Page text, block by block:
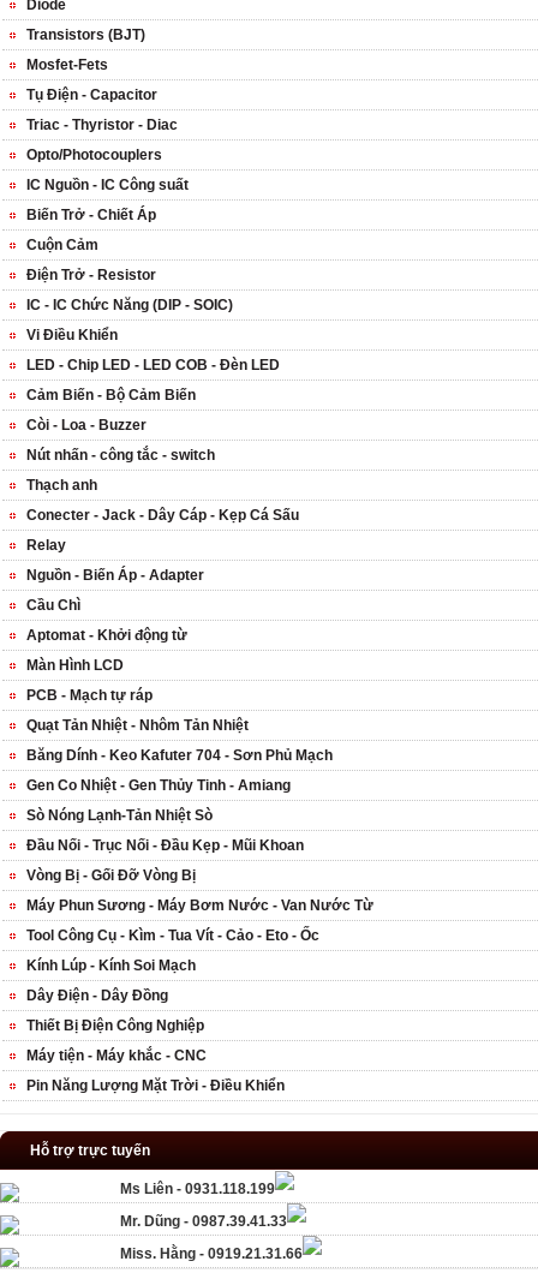
Diode
Transistors (BJT)
Mosfet-Fets
Tụ Điện - Capacitor
Triac - Thyristor - Diac
Opto/Photocouplers
IC Nguồn - IC Công suất
Biến Trở - Chiết Áp
Cuộn Cảm
Điện Trở - Resistor
IC - IC Chức Năng (DIP - SOIC)
Vi Điều Khiển
LED - Chip LED - LED COB - Đèn LED
Cảm Biến - Bộ Cảm Biến
Còi - Loa - Buzzer
Nút nhấn - công tắc - switch
Thạch anh
Conecter - Jack - Dây Cáp - Kẹp Cá Sấu
Relay
Nguồn - Biến Áp - Adapter
Cầu Chì
Aptomat - Khởi động từ
Màn Hình LCD
PCB - Mạch tự ráp
Quạt Tản Nhiệt - Nhôm Tản Nhiệt
Băng Dính - Keo Kafuter 704 - Sơn Phủ Mạch
Gen Co Nhiệt - Gen Thủy Tinh - Amiang
Sò Nóng Lạnh-Tản Nhiệt Sò
Đầu Nối - Trục Nối - Đầu Kẹp - Mũi Khoan
Vòng Bị - Gối Đỡ Vòng Bị
Máy Phun Sương - Máy Bơm Nước - Van Nước Từ
Tool Công Cụ - Kìm - Tua Vít - Cảo - Eto - Ốc
Kính Lúp - Kính Soi Mạch
Dây Điện - Dây Đồng
Thiết Bị Điện Công Nghiệp
Máy tiện - Máy khắc - CNC
Pin Năng Lượng Mặt Trời - Điều Khiển
Hỗ trợ trực tuyến
Ms Liên - 0931.118.199
Mr. Dũng - 0987.39.41.33
Miss. Hằng - 0919.21.31.66